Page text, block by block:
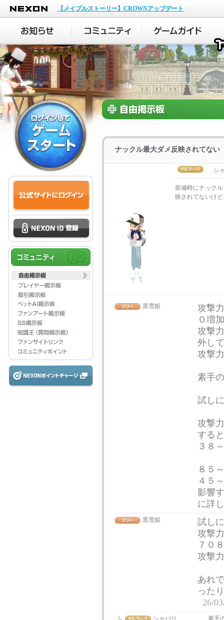
NEXON
【メイプルストーリー】CROWNアップデート
ナックル最大ダメ反映されてない
シ
装備時にナック
映されてないけ
黒雪姫
攻撃
０増
攻撃
外し
攻撃
素手
試し
攻撃
すると
３８
８５
４５
影響
に詳
黒雪姫
試し
攻撃
７０
攻撃
あれ
った
26/
シャバリ
素手